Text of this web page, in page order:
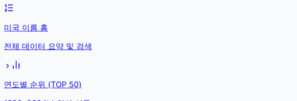
미국 이름 홈
전체 데이터 요약 및 검색
연도별 순위 (TOP 50)